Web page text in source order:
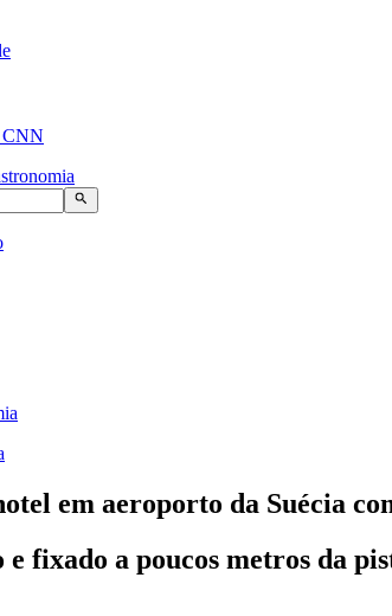
CNN
em aeroporto da Suécia
e fixado a poucos metros da